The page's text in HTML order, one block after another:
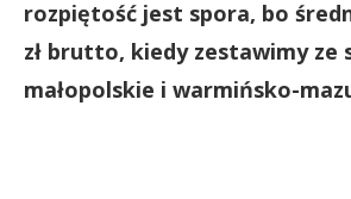
rozpiętość jest spora, bo
zł brutto, kiedy zestawimy ze
małopolskie i warmińsko-